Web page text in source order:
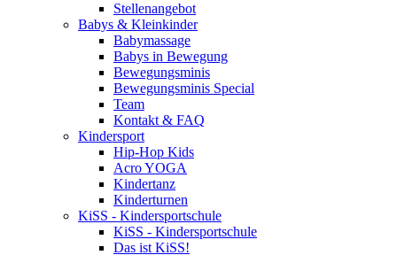
Stellenangebot
Babys & Kleinkinder
Babymassage
Babys in Bewegung
Bewegungsminis
Bewegungsminis Special
Team
Kontakt & FAQ
Kindersport
Hip-Hop Kids
Acro YOGA
Kindertanz
Kinderturnen
KiSS - Kindersportschule
KiSS - Kindersportschule
Das ist KiSS!